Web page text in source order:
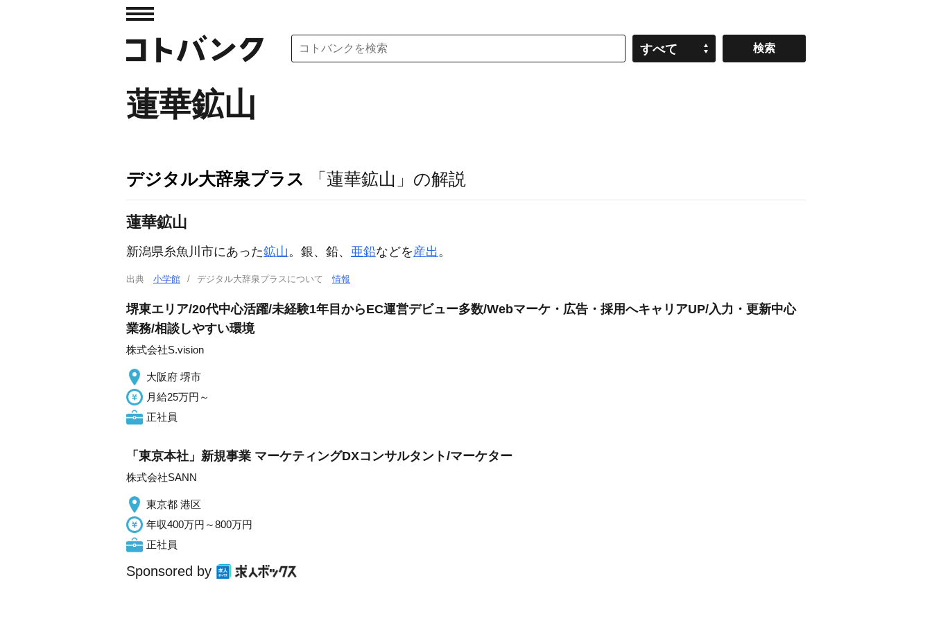
すべて
蓮華鉱山
デジタル大辞泉プラス 「蓮華鉱山」の解説
蓮華鉱山
新潟県糸魚川市にあった鉱山。銀、鉛、 亜鉛などを産出。
出典 小学館 デジタル大辞泉プラスについて情報
堺東エリア/20代中心活躍/未経験1年目からEC運営デビュー多数/Webマーケ・広告・採用へキャリアUP/入力・更新中心
業務/相談しやすい環境
株式会社S.vision
大阪府 堺市
月給25万円～
正社員
「東京本社」新規事業 マーケティングDXコンサルタント/マーケター
株式会社SANN
東京都 港区
年収400万円～800万円
正社員
Sponsored by